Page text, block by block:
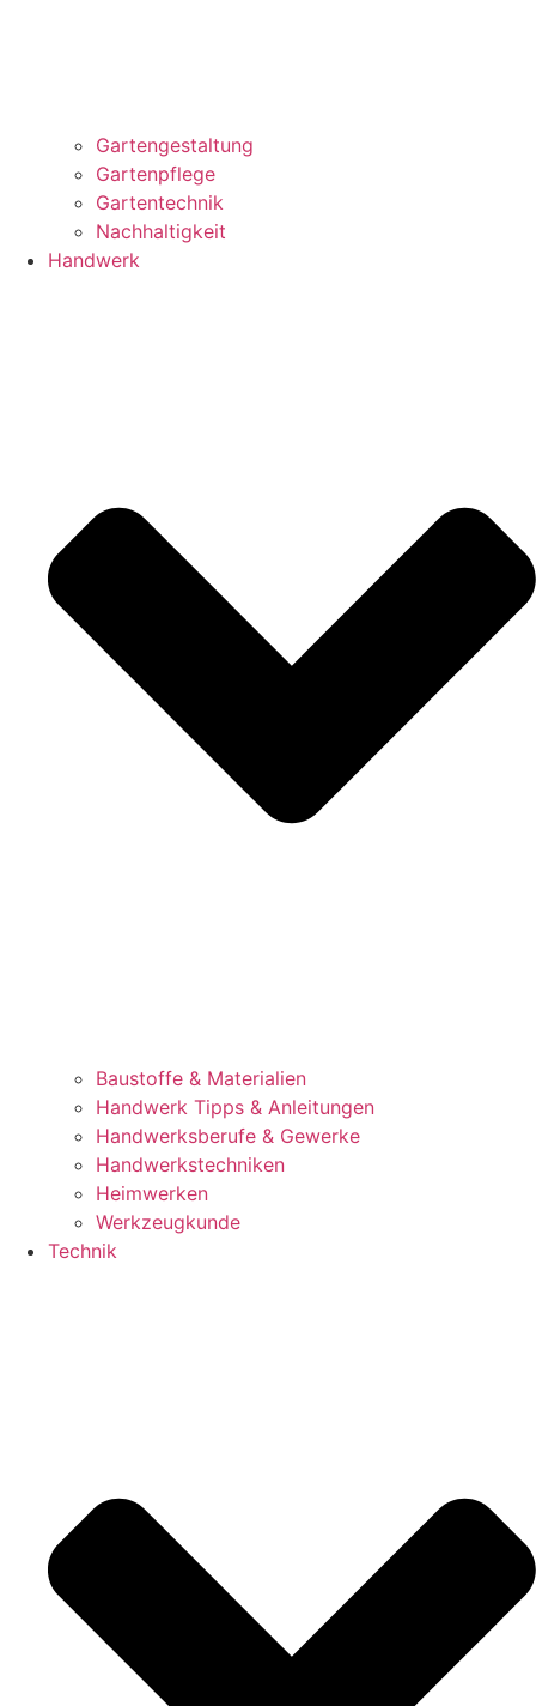
Gartengestaltung
Gartenpflege
Gartentechnik
Nachhaltigkeit
Handwerk
Baustoffe & Materialien
Handwerk Tipps & Anleitungen
Handwerksberufe & Gewerke
Handwerkstechniken
Heimwerken
Werkzeugkunde
Technik